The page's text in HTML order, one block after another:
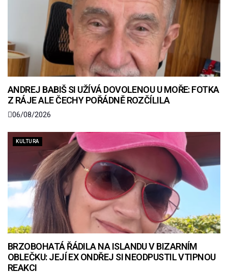
ANDREJ BABIŠ SI UŽÍVÁ DOVOLENOU U MOŘE: FOTKA
Z RÁJE ALE ČECHY POŘÁDNĚ ROZČÍLILA
06/08/2026
KULTURA
BRZOBOHATÁ ŘÁDILA NA ISLANDU V BIZARNÍM
OBLEČKU: JEJÍ EX ONDŘEJ SI NEODPUSTIL VTIPNOU
REAKCI